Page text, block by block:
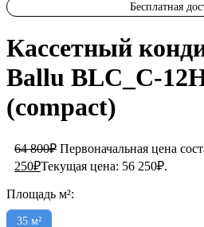
Бесплатная
Кассетный
Ballu BLC_C-
(compact)
64 800₽ Первоначальная цена
250₽Текущая цена: 56 250₽.
Площадь м²:
35 м²